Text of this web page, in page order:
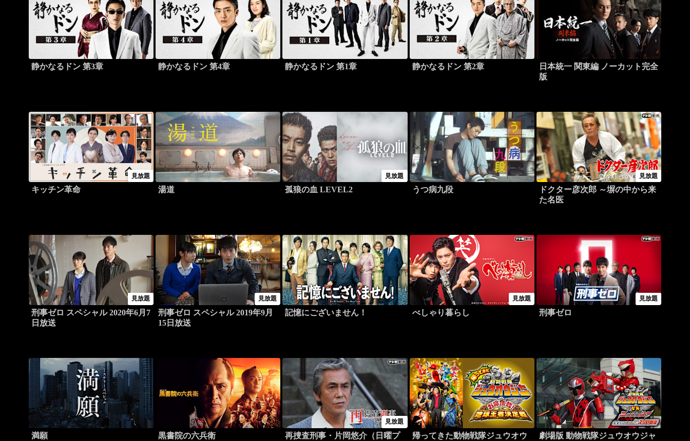
静かなるドン 第3章 静かなるドン 第4章 静かなるドン 第1章 静かなるドン 第2章
日本統一 関東編 ノーカット完全
版
見放題
キッチン革命 湯道
見放題
孤狼の血 LEVEL2 うつ病九段
見放題
ドクター彦次郎 ～塀の中から来
た名医
見放題
刑事ゼロ スペシャル 2020年6月7
日放送
見放題
刑事ゼロ スペシャル 2019年9月
15日放送
記憶にございません！
見放題
べしゃり暮らし
見放題
刑事ゼロ
満願 黒書院の六兵衛
見放題
再捜査刑事・片岡悠介（日曜プ
帰ってきた動物戦隊ジュウオウ
劇場版 動物戦隊ジュウオウジャ